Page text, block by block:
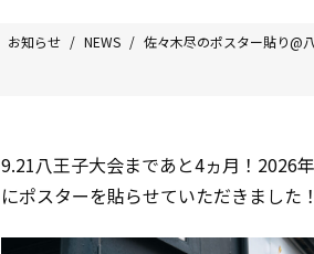
お知らせ / NEWS / 佐々木尽のポスター貼り@
9.21八王子大会まであと4ヵ月！2026
にポスターを貼らせていただきました！